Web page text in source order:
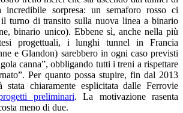
incredibile sorpresa: un semaforo rosso ci
turno di transito sulla nuova linea a binario
binario unico). Ebbene sì, anche nella più
progettuali, i lunghi tunnel in Francia
e Glandon) sarebbero in ogni caso previsti
canna”, obbligando tutti i treni a rispettare
Per quanto possa stupire, fin dal 2013
stata chiaramente esplicitata dalle Ferrovie
preliminari. La motivazione rasenta
meno di due.